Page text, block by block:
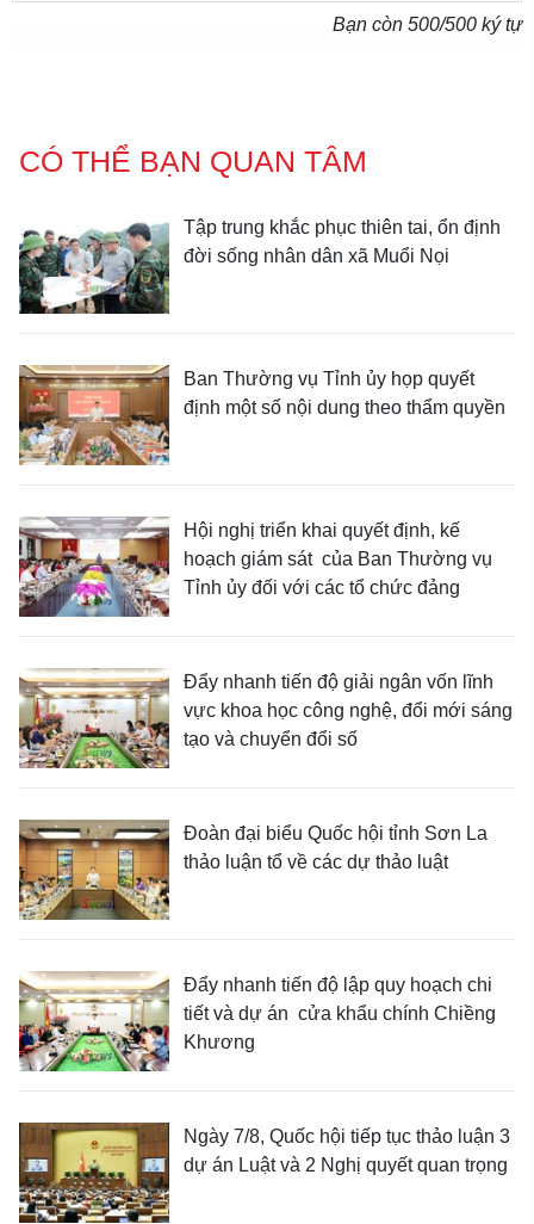
Bạn còn 500/500 ký tự
CÓ THỂ BẠN QUAN TÂM
Tập trung khắc phục thiên tai, ổn định
đời sống nhân dân xã Muổi Nọi
Ban Thường vụ Tỉnh ủy họp quyết
định một số nội dung theo thẩm quyền
Hội nghị triển khai quyết định, kế
hoạch giám sát của Ban Thường vụ
Tỉnh ủy đối với các tổ chức đảng
Đẩy nhanh tiến độ giải ngân vốn lĩnh
vực khoa học công nghệ, đổi mới sáng
tạo và chuyển đổi số
Đoàn đại biểu Quốc hội tỉnh Sơn La
thảo luận tổ về các dự thảo luật
Đẩy nhanh tiến độ lập quy hoạch chi
tiết và dự án cửa khẩu chính Chiềng
Khương
Ngày 7/8, Quốc hội tiếp tục thảo luận 3
dự án Luật và 2 Nghị quyết quan trọng